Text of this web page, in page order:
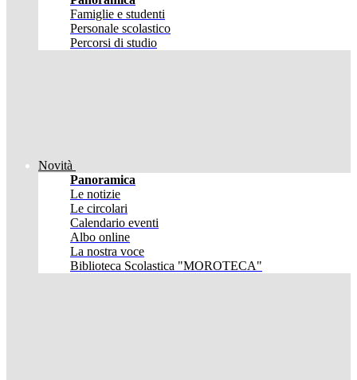
Famiglie e studenti
Personale scolastico
Percorsi di studio
Novità
Panoramica
Le notizie
Le circolari
Calendario eventi
Albo online
La nostra voce
Biblioteca Scolastica "MOROTECA"